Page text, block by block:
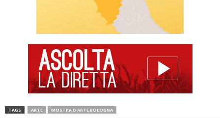
TAGS ARTE MOSTRA D ARTE BOLOGNA